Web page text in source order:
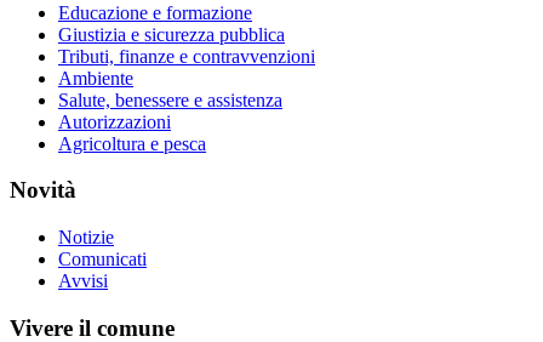
Educazione e formazione
Giustizia e sicurezza pubblica
Tributi, finanze e contravvenzioni
Ambiente
Salute, benessere e assistenza
Autorizzazioni
Agricoltura e pesca
Novità
Notizie
Comunicati
Avvisi
Vivere il comune